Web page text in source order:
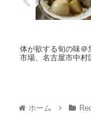
体が欲する旬の味＠
市場、名古屋市中村
ホーム